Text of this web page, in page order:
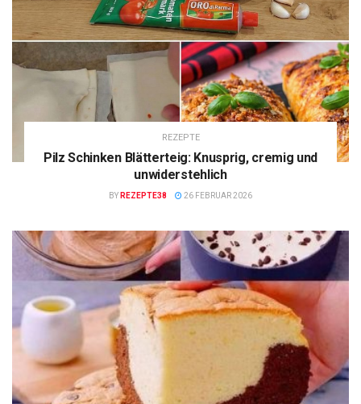
REZEPTE
Pilz Schinken Blätterteig: Knusprig, cremig und
unwiderstehlich
BY REZEPTE38 26 FEBRUAR 2026